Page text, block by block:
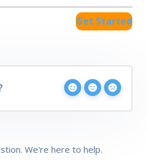
Get Started
We're here to help.